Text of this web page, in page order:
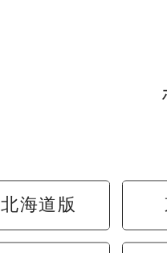
北海道版
店舗限定キャ